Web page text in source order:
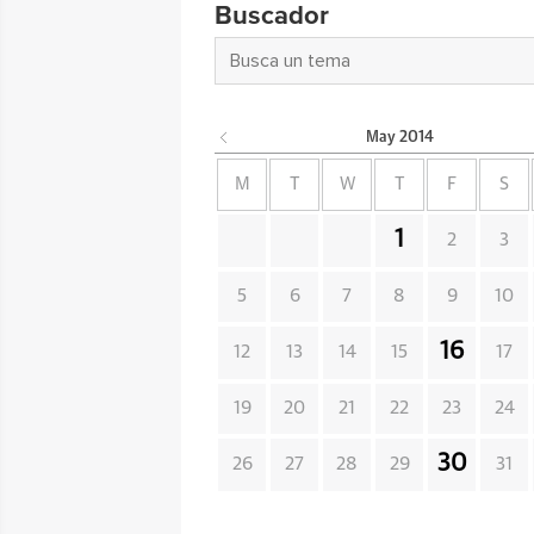
Buscador
May 2014
M T W T F S
1 2 3
5 6 7 8 9 10
12 13 14 15 16 17
19 20 21 22 23 24
26 27 28 29 30 31